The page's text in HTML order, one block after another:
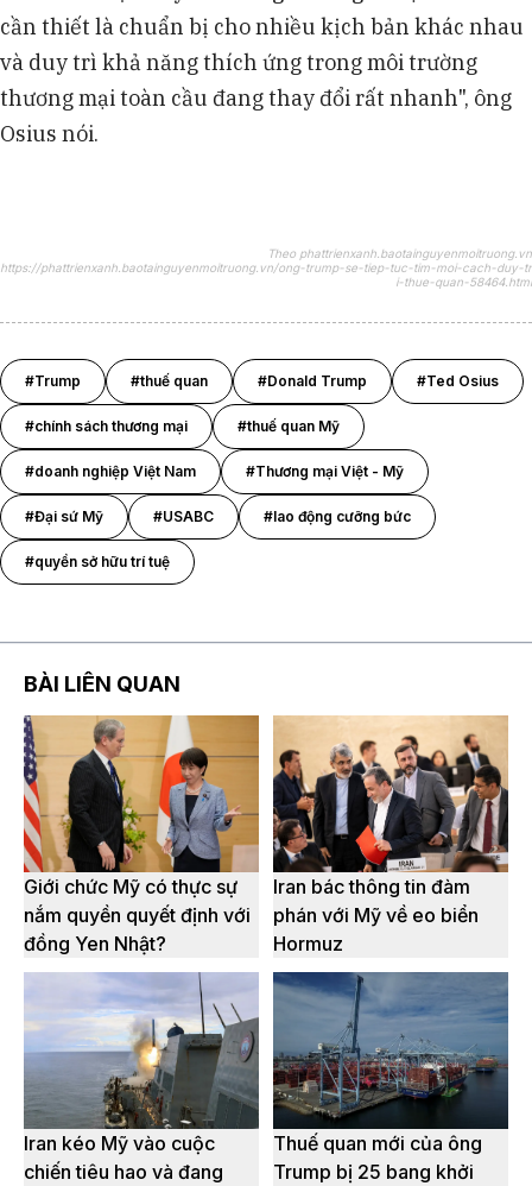
cần thiết là chuẩn bị cho nhiều kịch bản khác nhau
và duy trì khả năng thích ứng trong môi trường
thương mại toàn cầu đang thay đổi rất nhanh", ông
Osius nói.
Theo phattrienxanh.baotainguyenmoitruong.vn
https://phattrienxanh.baotainguyenmoitruong.vn/ong-trump-se-tiep-tuc-tim-moi-cach-duy-tr
i-thue-quan-58464.html
#Trump #thuế quan #Donald Trump #Ted Osius
#chính sách thương mại #thuế quan Mỹ
#doanh nghiệp Việt Nam #Thương mại Việt - Mỹ
#Đại sứ Mỹ #USABC #lao động cưỡng bức
#quyền sở hữu trí tuệ
BÀI LIÊN QUAN
Giới chức Mỹ có thực sự
nắm quyền quyết định với
đồng Yen Nhật?
Iran bác thông tin đàm
phán với Mỹ về eo biển
Hormuz
Iran kéo Mỹ vào cuộc
chiến tiêu hao và đang
Thuế quan mới của ông
Trump bị 25 bang khởi